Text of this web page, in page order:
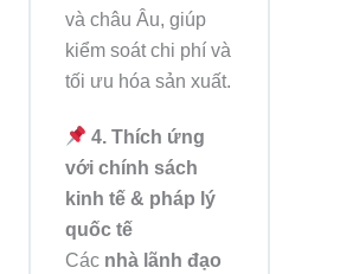
và châu Âu, giúp
kiểm soát chi phí và
tối ưu hóa sản xuất.
4. Thích ứng
với chính sách
kinh tế & pháp lý
quốc tế
Các nhà lãnh đạo